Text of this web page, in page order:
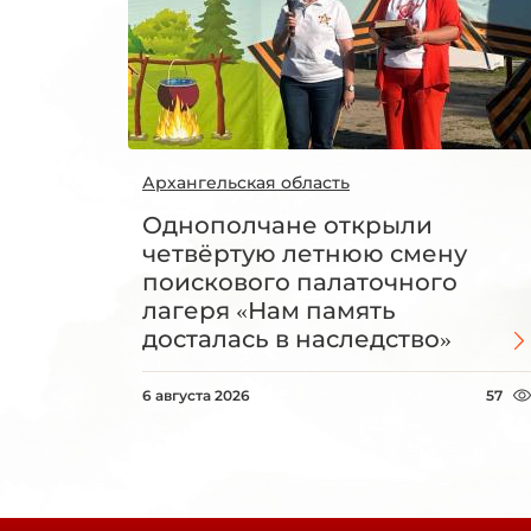
Архангельская область
Однополчане открыли
четвёртую летнюю смену
поискового палаточного
лагеря «Нам память
досталась в наследство»
6 августа 2026 57